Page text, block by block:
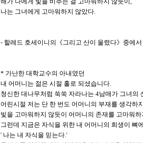
나는 그녀에게 고마워하지 않았다.
- 할레드 호세이니의《그리고 산이 울렸다》중에서
* 가난한 대학교수의 아내였던
내 어머니는 젊은 시절 홀로 되셨습니다.
청신한 대나무처럼 쑥쑥 자라나는 4남매가 그녀의
어린시절 저는 단 한 번도 어머니의 부재를 생각하
빛을 고마워하지 않듯이 어머니의 존재를 고마워
그런데 지금은 자식을 위한 내 어머니의 희생이 뼈
' 나는 내 자식을 믿는다.'